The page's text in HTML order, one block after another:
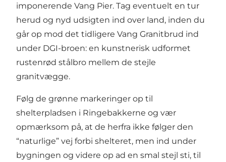
imponerende Vang Pier. Tag eventuelt en tur
herud og nyd udsigten ind over land, inden du
går op mod det tidligere Vang Granitbrud ind
under DGI-broen: en kunstnerisk udformet
rustenrød stålbro mellem de stejle
granitvægge.
Følg de grønne markeringer op til
shelterpladsen i Ringebakkerne og vær
opmærksom på, at de herfra ikke følger den
“naturlige” vej forbi shelteret, men ind under
bygningen og videre op ad en smal stejl sti, til